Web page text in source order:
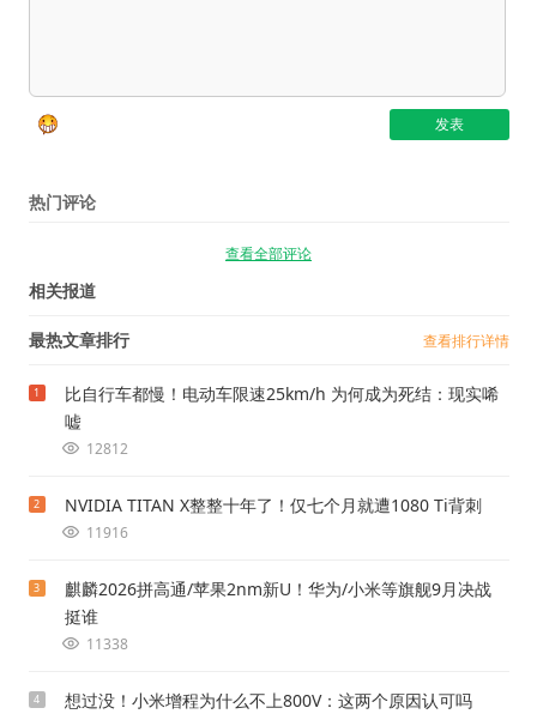
热门评论
查看全部评论
相关报道
最热文章排行 查看排行详情
1
比自行车都慢！电动车限速25km/h 为何成为死结：现实唏
嘘
12812
2 NVIDIA TITAN X整整十年了！仅七个月就遭1080 Ti背刺
11916
3
麒麟2026拼高通/苹果2nm新U！华为/小米等旗舰9月决战
挺谁
11338
4 想过没！小米增程为什么不上800V：这两个原因认可吗